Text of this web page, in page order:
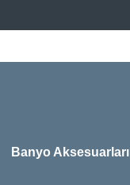
Banyo Aksesuarları